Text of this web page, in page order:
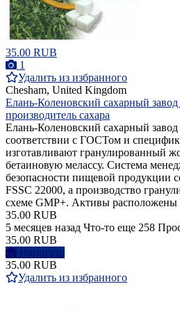
35.00 RUB
1
Удалить из избранного
Chesham, United Kingdom
Елань-Коленовский сахарный
производитель сахара
Елань-Коленовский сахарный завод
соответствии с ГОСТом и
изготавливают гранулированный
бетаиновую мелассу. Система
безопасности пищевой продукции
FSSC 22000, а производство
схеме GMP+. Активы расположены
35.00 RUB
5 месяцев назад Что-то еще 258
35.00 RUB
Написать
35.00 RUB
Удалить из избранного